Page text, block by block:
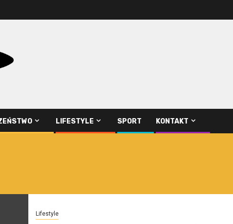
LIFESTYLE SPORT KONTAKT
Lifestyle